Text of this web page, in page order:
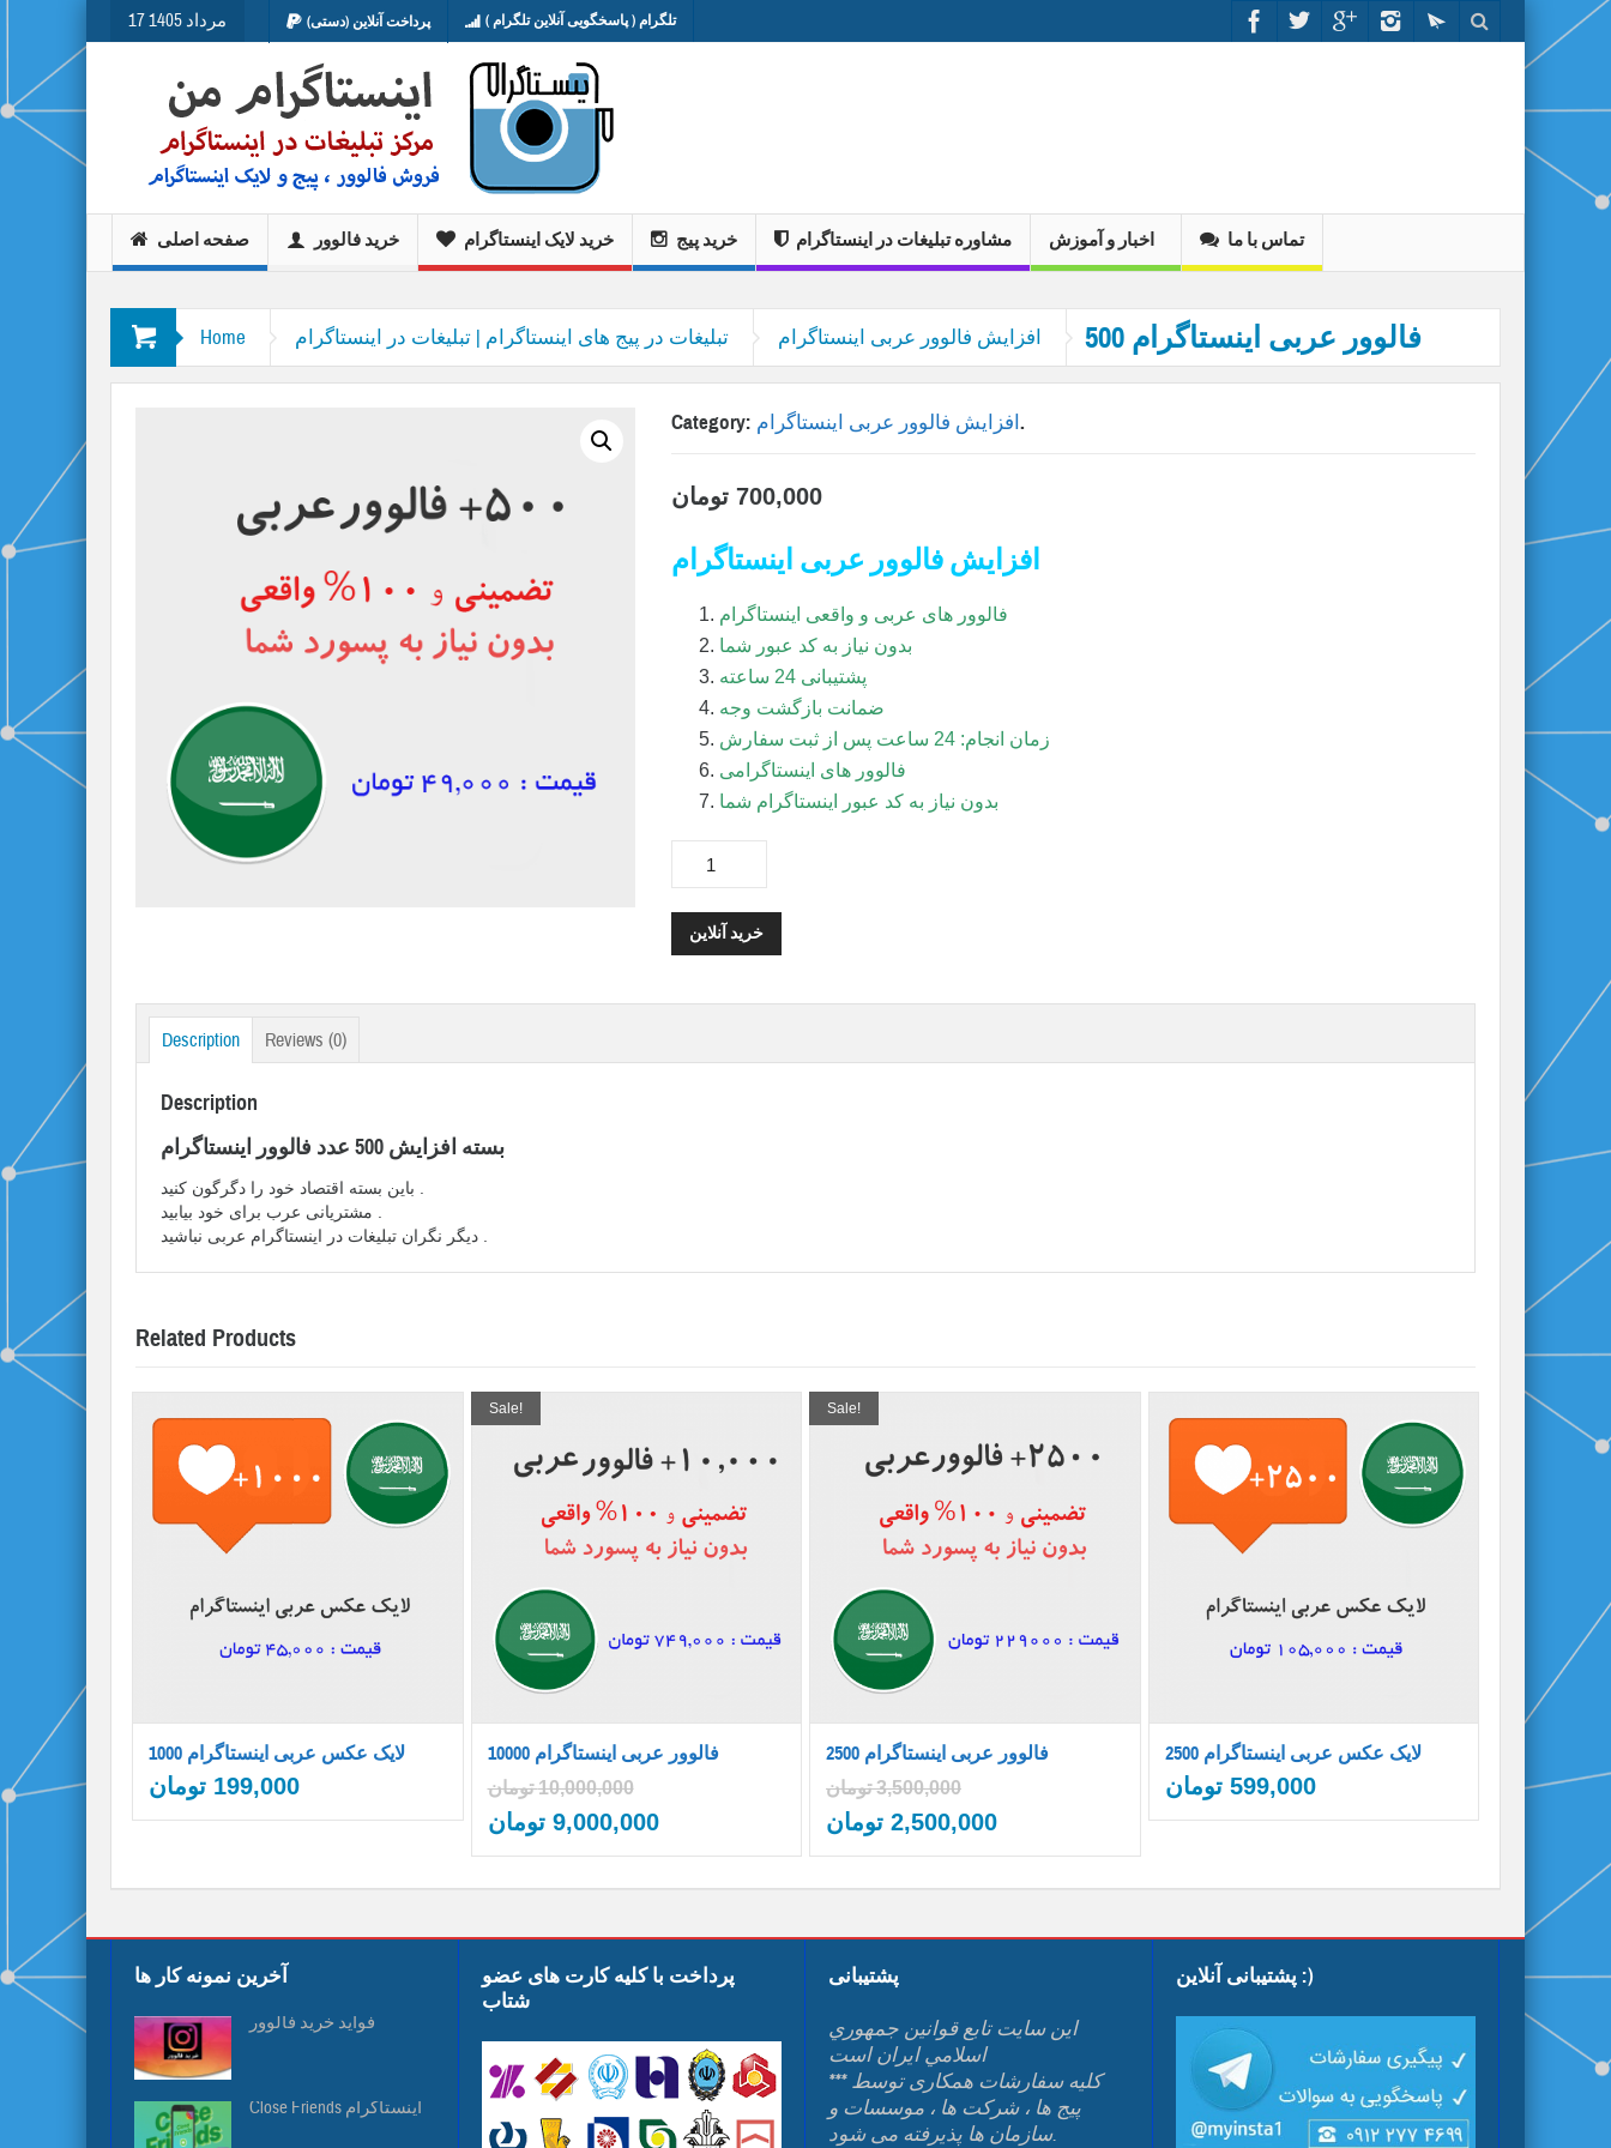
17 مرداد 1405 پرداخت آنلاین (دستی) تلگرام ( پاسخگویی آنلاین تلگرام )
صفحه اصلی خرید فالوور خرید لایک اینستاگرام خرید پیج مشاوره تبلیغات در اینستاگرام اخبار و آموزش تماس با ما
Home تبلیغات در پیج های اینستاگرام | تبلیغات در اینستاگرام افزایش فالوور عربی اینستاگرام 500 فالوور عربی اینستاگرام
Category: افزایش فالوور عربی اینستاگرام.
700,000 تومان
افزایش فالوور عربی اینستاگرام
فالوور های عربی و واقعی اینستاگرام
بدون نیاز به کد عبور شما
پشتیبانی 24 ساعته
ضمانت بازگشت وجه
زمان انجام: 24 ساعت پس از ثبت سفارش
فالوور های اینستاگرامی
بدون نیاز به کد عبور اینستاگرام شما
خرید آنلاین
Description Reviews (0)
Description
Related Products
1000 لایک عکس عربی اینستاگرام
199,000 تومان
Sale!
10000 فالوور عربی اینستاگرام
10,000,000 تومان
9,000,000 تومان
Sale!
2500 فالوور عربی اینستاگرام
3,500,000 تومان
2,500,000 تومان
2500 لایک عکس عربی اینستاگرام
599,000 تومان
آخرین نمونه کار ها
فواید خرید فالوور
Close Friends اینستاگرام
پرداخت با کلیه کارت های عضو
شتاب
پشتیبانی
اين سايت تابع قوانين جمهوري
اسلامي ايران است
*** کلیه سفارشات همکاری توسط
پیج ها ، شرکت ها ، موسسات و
سازمان ها پذیرفته می شود.
پشتیبانی آنلاین :)